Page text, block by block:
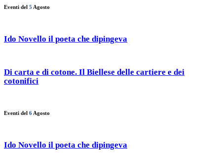
Eventi del 5 Agosto
Ido Novello il poeta che dipingeva
Di carta e di cotone. Il Biellese delle cartiere e dei
cotonifici
Eventi del 6 Agosto
Ido Novello il poeta che dipingeva